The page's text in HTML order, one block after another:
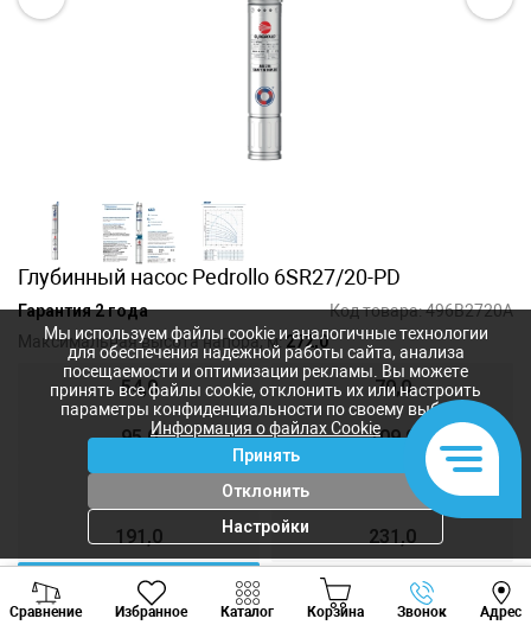
Глубинный насос Pedrollo 6SR27/20-PD
Гарантия 2 года Код товара:496B2720A
Максимальная высота напора, м:272,0
54,0 70,0
95,0 109,0
164,0
191,0 231,0
272,0
Сравнение Избранное Каталог Корзина Звонок Адрес
Viber Whatsapp
Мы используем файлы cookie и аналогичные технологии
для обеспечения надежной работы сайта, анализа
посещаемости и оптимизации рекламы. Вы можете
принять все файлы cookie, отклонить их или настроить
параметры конфиденциальности по своему выбору.
Информация о файлах Cookie
Принять
Отклонить
Настройки